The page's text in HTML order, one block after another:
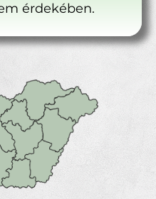
érdekében.